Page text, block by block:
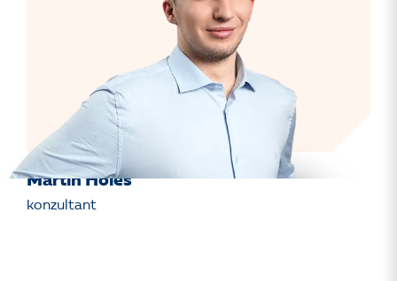
Martin Holeš
konzultant